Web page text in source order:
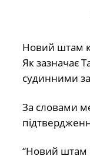
Новий штам
Як зазначає
судинними
За словами
“Новий штам